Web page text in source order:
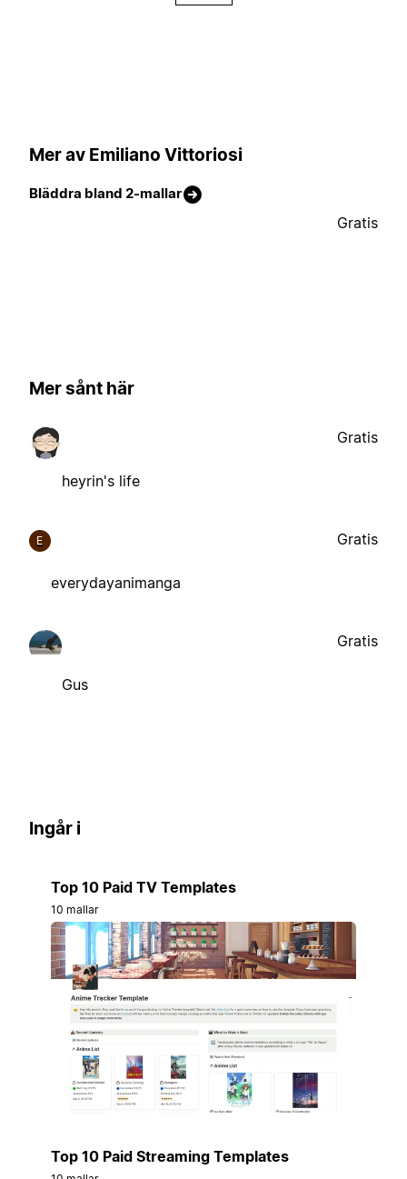
Mer av Emiliano Vittoriosi
Bläddra bland 2-mallar
Gratis
Mer sånt här
heyrin's life
Gratis
E
everydayanimanga
Gratis
Gus
Gratis
Ingår i
Top 10 Paid TV Templates
10 mallar
Top 10 Paid Streaming Templates